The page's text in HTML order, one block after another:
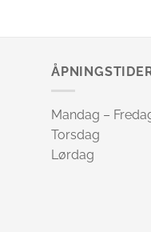
Mandag –
Torsdag
Lørdag